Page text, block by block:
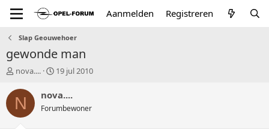
Aanmelden Registreren
Slap Geouwehoer
gewonde man
T
p
nova....
S
a
t
19 jul 2010
N nova....
Forumbewoner